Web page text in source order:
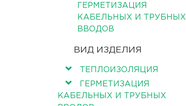
ГЕРМЕТИЗАЦИЯ
КАБЕЛЬНЫХ И ТРУБНЫХ
ВВОДОВ
ВИД ИЗДЕЛИЯ
ТЕПЛОИЗОЛЯЦИЯ
ГЕРМЕТИЗАЦИЯ
КАБЕЛЬНЫХ И ТРУБНЫХ